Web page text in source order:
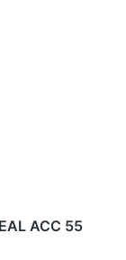
ACC 55